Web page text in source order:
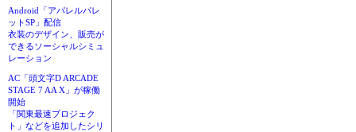
Android「アパレルパレ
ットSP」配信
衣装のデザイン、販売が
できるソーシャルシミュ
レーション
AC「頭文字D ARCADE
STAGE 7 AA X」が稼働
開始
「関東最速プロジェク
ト」などを追加したシリ